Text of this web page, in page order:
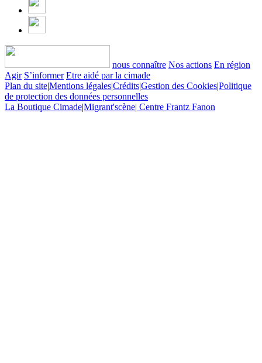
nous connaître Nos actions En région
Agir S’informer Etre aidé par la cimade
Plan du site|Mentions légales|Crédits|Gestion des Cookies|Politique
de protection des données personnelles
La Boutique Cimade|Migrant'scène| Centre Frantz Fanon